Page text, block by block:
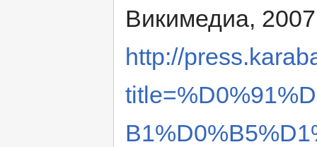
Викимедиа,
http://